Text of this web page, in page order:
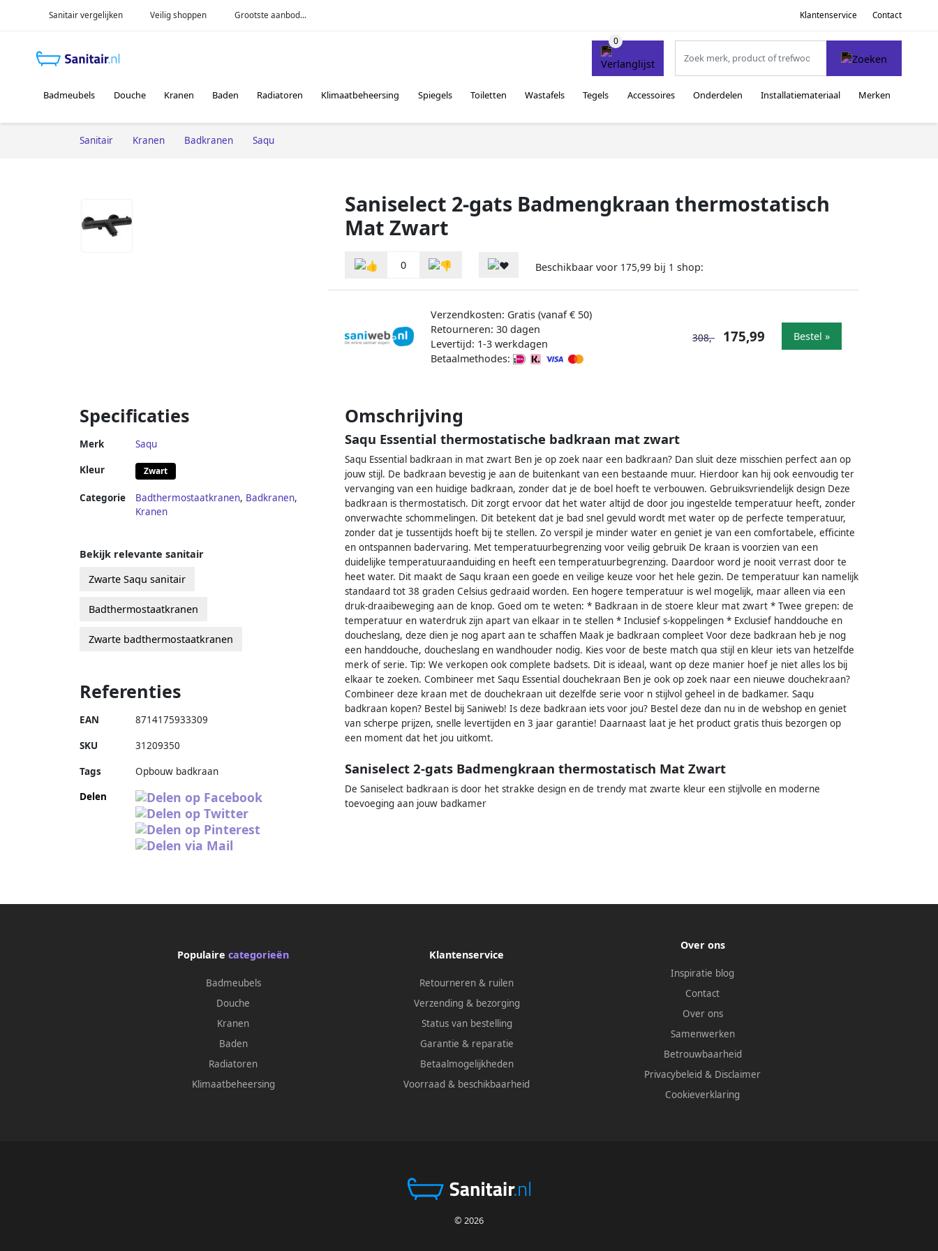
Sanitair vergelijken Veilig shoppen Grootste aanbod... Klantenservice Contact
Badmeubels Douche Kranen Baden Radiatoren Klimaatbeheersing Spiegels Toiletten Wastafels Tegels Accessoires Onderdelen Installatiemateriaal Merken
Sanitair Kranen Badkranen Saqu
Saniselect 2-gats Badmengkraan thermostatisch
Mat Zwart
0 Beschikbaar voor 175,99 bij 1 shop:
Verzendkosten: Gratis (vanaf € 50)
Retourneren: 30 dagen
Levertijd: 1-3 werkdagen
Betaalmethodes:
308,- 175,99 Bestel »
Specificaties
Merk Saqu
Kleur Zwart
Categorie Badthermostaatkranen, Badkranen,
Kranen
Omschrijving
Saqu Essential thermostatische badkraan mat zwart
Saqu Essential badkraan in mat zwart Ben je op zoek naar een badkraan? Dan sluit deze misschien perfect aan op
jouw stijl. De badkraan bevestig je aan de buitenkant van een bestaande muur. Hierdoor kan hij ook eenvoudig ter
vervanging van een huidige badkraan, zonder dat je de boel hoeft te verbouwen. Gebruiksvriendelijk design Deze
badkraan is thermostatisch. Dit zorgt ervoor dat het water altijd de door jou ingestelde temperatuur heeft, zonder
onverwachte schommelingen. Dit betekent dat je bad snel gevuld wordt met water op de perfecte temperatuur,
zonder dat je tussentijds hoeft bij te stellen. Zo verspil je minder water en geniet je van een comfortabele, efficinte
en ontspannen badervaring. Met temperatuurbegrenzing voor veilig gebruik De kraan is voorzien van een
duidelijke temperatuuraanduiding en heeft een temperatuurbegrenzing. Daardoor word je nooit verrast door te
heet water. Dit maakt de Saqu kraan een goede en veilige keuze voor het hele gezin. De temperatuur kan namelijk
standaard tot 38 graden Celsius gedraaid worden. Een hogere temperatuur is wel mogelijk, maar alleen via een
druk-draaibeweging aan de knop. Goed om te weten: * Badkraan in de stoere kleur mat zwart * Twee grepen: de
temperatuur en waterdruk zijn apart van elkaar in te stellen * Inclusief s-koppelingen * Exclusief handdouche en
doucheslang, deze dien je nog apart aan te schaffen Maak je badkraan compleet Voor deze badkraan heb je nog
een handdouche, doucheslang en wandhouder nodig. Kies voor de beste match qua stijl en kleur iets van hetzelfde
merk of serie. Tip: We verkopen ook complete badsets. Dit is ideaal, want op deze manier hoef je niet alles los bij
elkaar te zoeken. Combineer met Saqu Essential douchekraan Ben je ook op zoek naar een nieuwe douchekraan?
Combineer deze kraan met de douchekraan uit dezelfde serie voor n stijlvol geheel in de badkamer. Saqu
badkraan kopen? Bestel bij Saniweb! Is deze badkraan iets voor jou? Bestel deze dan nu in de webshop en geniet
van scherpe prijzen, snelle levertijden en 3 jaar garantie! Daarnaast laat je het product gratis thuis bezorgen op
een moment dat het jou uitkomt.
Saniselect 2-gats Badmengkraan thermostatisch Mat Zwart
De Saniselect badkraan is door het strakke design en de trendy mat zwarte kleur een stijlvolle en moderne
toevoeging aan jouw badkamer
Bekijk relevante sanitair
Zwarte Saqu sanitair
Badthermostaatkranen
Zwarte badthermostaatkranen
Referenties
EAN 8714175933309
SKU 31209350
Tags
Opbouw badkraan
Delen
Populaire categorieën
Badmeubels
Douche
Kranen
Baden
Radiatoren
Klimaatbeheersing
Klantenservice
Retourneren & ruilen
Verzending & bezorging
Status van bestelling
Garantie & reparatie
Betaalmogelijkheden
Voorraad & beschikbaarheid
Over ons
Inspiratie blog
Contact
Over ons
Samenwerken
Betrouwbaarheid
Privacybeleid & Disclaimer
Cookieverklaring
© 2026